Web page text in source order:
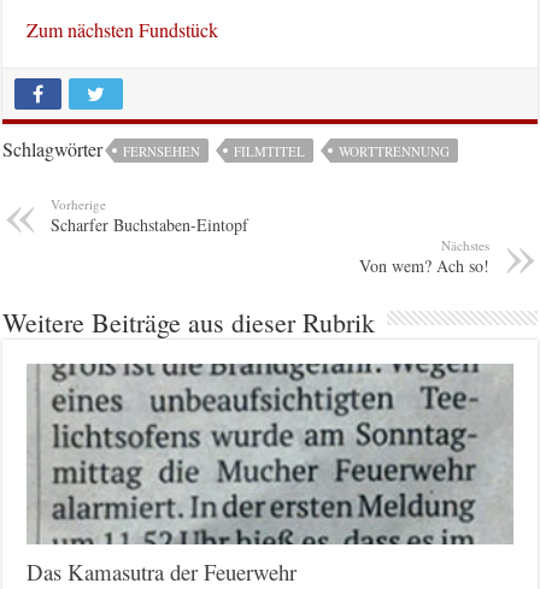
Zum nächsten Fundstück
Schlagwörter FERNSEHEN FILMTITEL WORTTRENNUNG
Vorherige
Scharfer Buchstaben-Eintopf
Nächstes
Von wem? Ach so!
Weitere Beiträge aus dieser Rubrik
Das Kamasutra der Feuerwehr